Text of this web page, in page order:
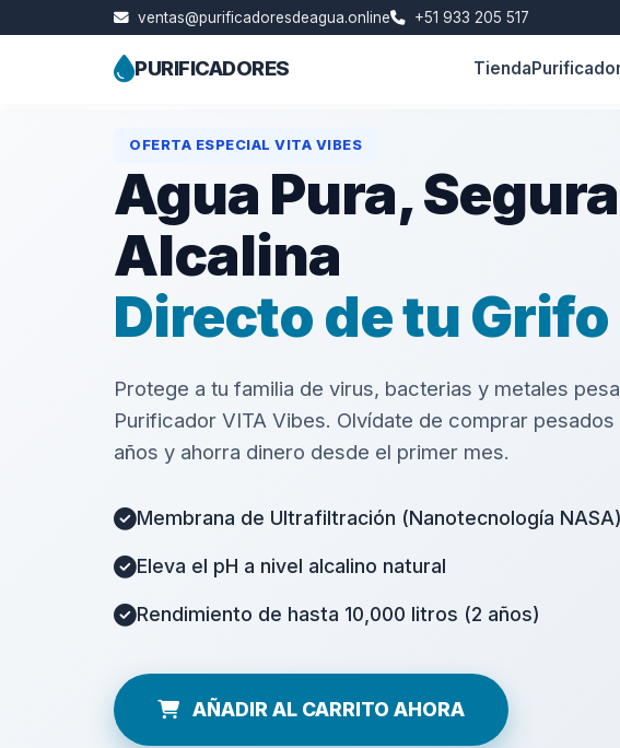
ventas@purificadoresdeagua.online +51 933 205 517
PURIFICADORES Tienda
OFERTA ESPECIAL VITA VIBES
Agua Pura,
Alcalina
Directo de tu Grifo
Protege a tu familia de virus, bacterias y metales
Purificador VITA Vibes. Olvídate de comprar
años y ahorra dinero desde el primer mes.
Membrana de Ultrafiltración (Nanotecnología NASA)
Eleva el pH a nivel alcalino natural
Rendimiento de hasta 10,000 litros (2 años)
AÑADIR AL CARRITO AHORA